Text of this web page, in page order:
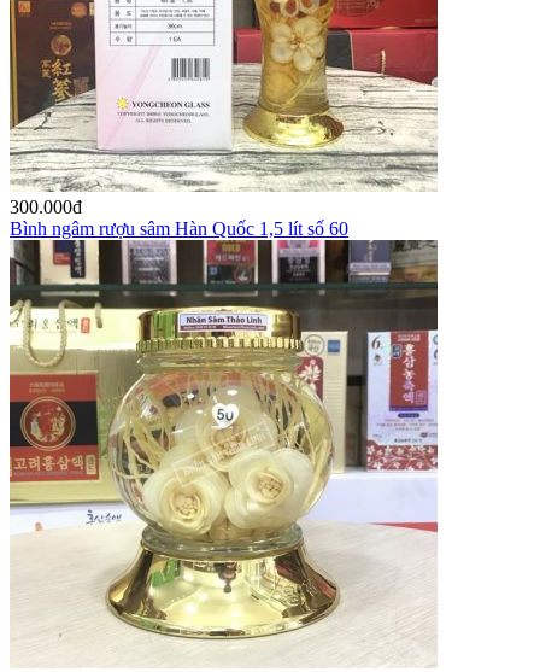
300.000đ
Bình ngâm rượu sâm Hàn Quốc 1,5 lít số 60